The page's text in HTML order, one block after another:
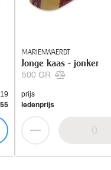
MARIENWAERDT
500 GR
Jonge kaas - jonker
prijs
ledenprijs